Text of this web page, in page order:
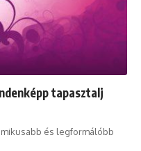
tapasztalj
és legformálóbb